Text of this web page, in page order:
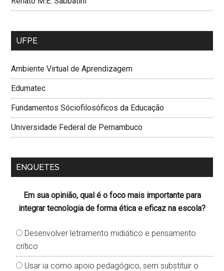
UFPE
Ambiente Virtual de Aprendizagem
Edumatec
Fundamentos Sóciofilosóficos da Educação
Universidade Federal de Pernambuco
ENQUETES
Em sua opinião, qual é o foco mais importante para
integrar tecnologia de forma ética e eficaz na escola?
Desenvolver letramento midiático e pensamento
crítico
Usar ia como apoio pedagógico, sem substituir o